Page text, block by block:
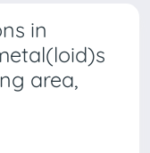
in
area,